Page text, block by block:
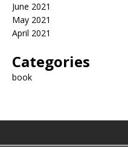
June 2021
May 2021
April 2021
Categories
book